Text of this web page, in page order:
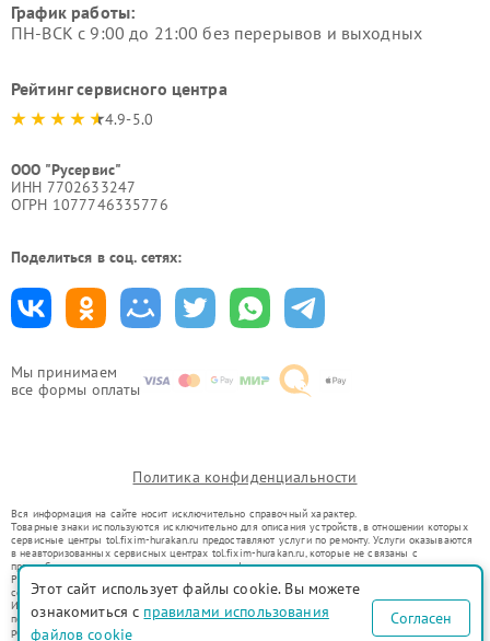
Мы принимаем
все формы оплаты
График работы:
ПН-ВСК с 9:00 до 21:00 без перерывов и выходных
Рейтинг сервисного центра
4.9-5.0
ООО "Русервис"
ИНН 7702633247
ОГРН 1077746335776
Поделиться в соц. сетях:
Политика конфиденциальности
Вся информация на сайте носит исключительно справочный характер.
Товарные знаки используются исключительно для описания устройств, в отношении которых
сервисные центры tol.fixim-hurakan.ru предоставляют услуги по ремонту. Услуги оказываются
в неавторизованных сервисных центрах tol.fixim-hurakan.ru, которые не связаны с
правообладателями товарных знаков или их официальными представителями.
Ремонт осуществляется для устройств, уже введенных в гражданский оборот в соответствии
со статьей 1487 ГК РФ.
Использование товарных знаков не преследует цели индивидуализации услуг или введения
потребителей в заблуждение, а служит для информирования о предоставляемых услугах по
ремонту техники указанных брендов.
Этот сайт использует файлы cookie. Вы можете
ознакомиться с правилами использования
файлов cookie
Согласен